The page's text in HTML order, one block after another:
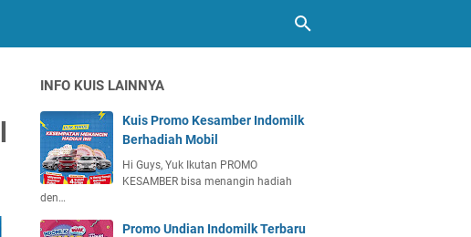
INFO KUIS LAINNYA
Kuis Promo Kesamber Indomilk
Berhadiah Mobil
Hi Guys, Yuk Ikutan PROMO
KESAMBER bisa menangin hadiah
den…
Promo Undian Indomilk Terbaru